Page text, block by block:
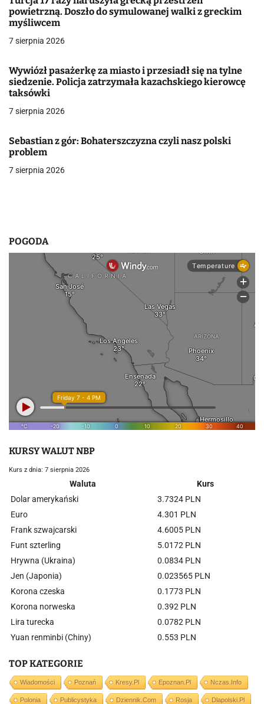
j
a
w
p
i
s
u
powietrzną. Doszło do symulowanej walki z greckim
myśliwcem
7 sierpnia 2026
Wywiózł pasażerkę za miasto i przesiadł się na tylne
siedzenie. Policja zatrzymała kazachskiego kierowcę
taksówki
7 sierpnia 2026
Sebastian z gór: Bohaterszczyzna czyli nasz polski
problem
7 sierpnia 2026
POGODA
KURSY WALUT NBP
Kurs z dnia: 7 sierpnia 2026
Waluta
Kurs
Dolar amerykański
3.7324 PLN
Euro
4.301 PLN
Frank szwajcarski
4.6005 PLN
Funt szterling
5.0172 PLN
Hrywna (Ukraina)
0.0834 PLN
Jen (Japonia)
0.023565 PLN
Korona czeska
0.1773 PLN
Korona norweska
0.392 PLN
Lira turecka
0.0782 PLN
Yuan renminbi (Chiny)
0.553 PLN
TOP KATEGORIE
Wiadomości Poznań Kresy.pl Epoznan.pl Nczas.info
Polonia Publicystyka Dziennik.com Rosja Dlapolski.pl